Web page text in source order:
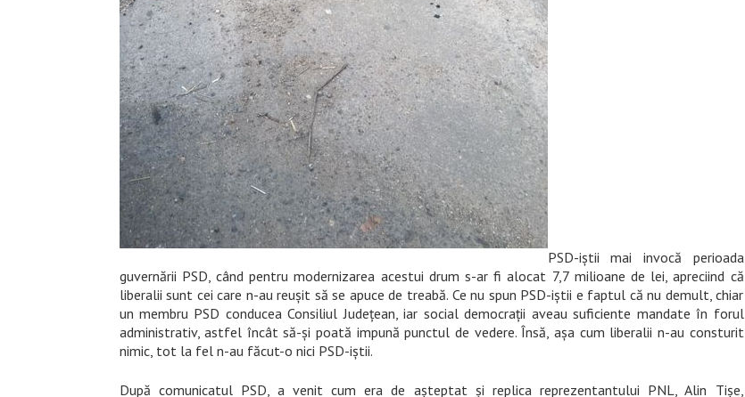
PSD-iștii mai invocă perioada
guvernării PSD, când pentru modernizarea acestui drum s-ar fi alocat 7,7 milioane de lei, apreciind că
liberalii sunt cei care n-au reușit să se apuce de treabă. Ce nu spun PSD-iștii e faptul că nu demult, chiar
un membru PSD conducea Consiliul Județean, iar social democrații aveau suficiente mandate în forul
administrativ, astfel încât să-și poată impună punctul de vedere. Însă, așa cum liberalii n-au consturit
nimic, tot la fel n-au făcut-o nici PSD-iștii.
După comunicatul PSD, a venit cum era de așteptat și replica reprezentantului PNL, Alin Tișe,